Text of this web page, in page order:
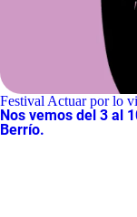
Festival Actuar por lo
Nos vemos del 3 al
Berrío.